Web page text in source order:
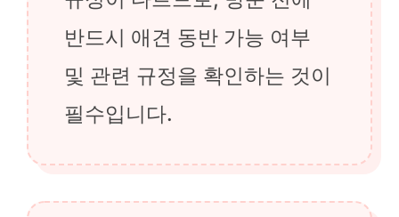
반드시 애견 동반 가능 여부
및 관련 규정을 확인하는 것이
필수입니다.